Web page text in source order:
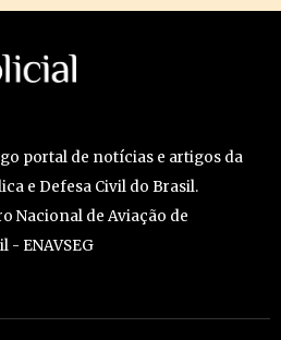
portal de notícias e artigos da
e Defesa Civil do Brasil.
Nacional de Aviação de
- ENAVSEG